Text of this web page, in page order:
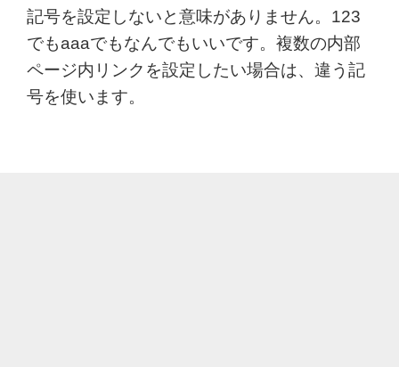
記号を設定しないと意味がありません。123
でもaaaでもなんでもいいです。複数の内部
ページ内リンクを設定したい場合は、違う記
号を使います。